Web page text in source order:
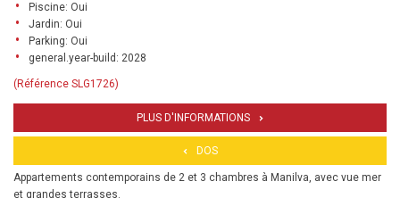
Piscine: Oui
Jardin: Oui
Parking: Oui
general.year-build: 2028
(Référence SLG1726)
PLUS D'INFORMATIONS
DOS
Appartements contemporains de 2 et 3 chambres à Manilva, avec vue mer
et grandes terrasses.